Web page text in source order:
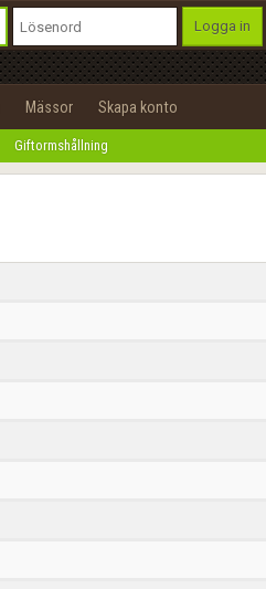
Logga in
Mässor Skapa konto
Giftormshållning